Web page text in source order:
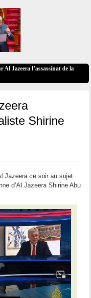
Al Jazeera l’assassinat de la
Shirine
Jazeera ce soir au sujet
d’Al Jazeera Shirine Abu